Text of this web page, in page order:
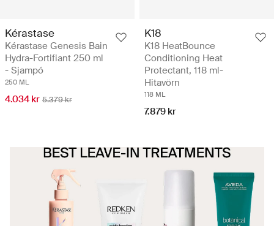
Kérastase
Kérastase Genesis Bain
Hydra-Fortifiant 250 ml
- Sjampó
250 ML
4.034 kr 5.379 kr
K18
K18 HeatBounce
Conditioning Heat
Protectant, 118 ml-
Hitavörn
118 ML
7.879 kr